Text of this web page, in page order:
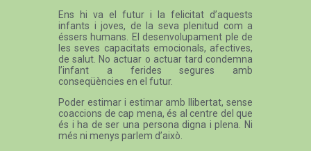
Ens hi va el futur i la felicitat d’aquests
infants i joves, de la seva plenitud com a
éssers humans. El desenvolupament ple de
les seves capacitats emocionals, afectives,
de salut. No actuar o actuar tard condemna
l’infant a ferides segures amb
conseqüències en el futur.
Poder estimar i estimar amb llibertat, sense
coaccions de cap mena, és al centre del que
és i ha de ser una persona digna i plena. Ni
més ni menys parlem d’això.